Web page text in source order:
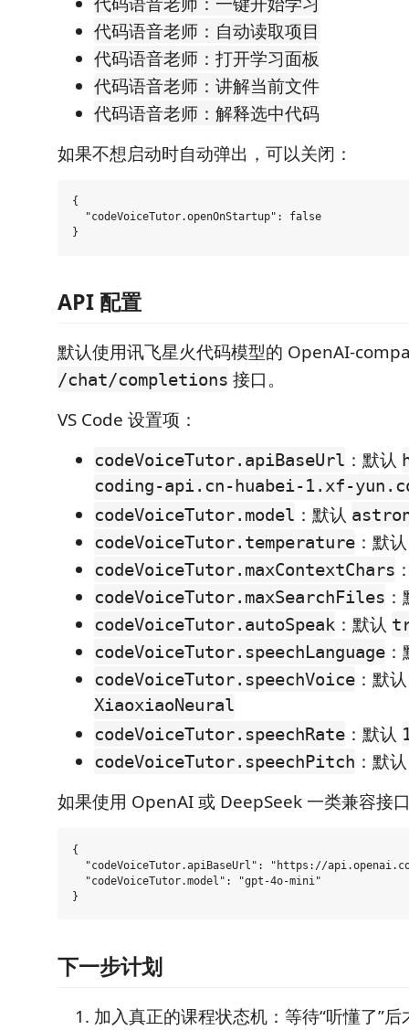
代码语音老师：自动读取项目
代码语音老师：打开学习面板
代码语音老师：讲解当前文件
代码语音老师：解释选中代码
如果不想启动时自动弹出，可以关闭：
{
  "codeVoiceTutor.openOnStartup": false
API 配置
默认使用讯飞星火代码模型的 OpenAI-
/chat/completions 接口。
VS Code 设置项：
codeVoiceTutor.apiBaseUrl ：默认
coding-api.cn-huabei-1.xf-
codeVoiceTutor.model ：默认
codeVoiceTutor.temperature ：默
codeVoiceTutor.maxContextChars
codeVoiceTutor.maxSearchFiles
codeVoiceTutor.autoSpeak ：默认
codeVoiceTutor.speechLanguage
codeVoiceTutor.speechVoice ：默
XiaoxiaoNeural
codeVoiceTutor.speechRate ：默认
codeVoiceTutor.speechPitch ：默
如果使用 OpenAI 或 DeepSeek 一类兼容接
{
"codeVoiceTutor.apiBaseUrl": "https://
  "codeVoiceTutor.model": "gpt-4o-mini"
下一步计划
加入真正的课程状态机：等待“听懂了”